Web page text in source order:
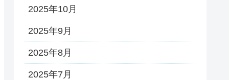
2025年10月
2025年9月
2025年8月
2025年7月